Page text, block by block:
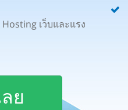
เว็บและแรง
ย